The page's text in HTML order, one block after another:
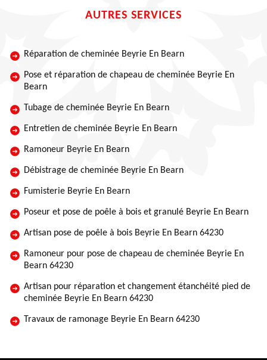
AUTRES SERVICES
Réparation de cheminée Beyrie En Bearn
Pose et réparation de chapeau de cheminée Beyrie En
Bearn
Tubage de cheminée Beyrie En Bearn
Entretien de cheminée Beyrie En Bearn
Ramoneur Beyrie En Bearn
Débistrage de cheminée Beyrie En Bearn
Fumisterie Beyrie En Bearn
Poseur et pose de poêle à bois et granulé Beyrie En Bearn
Artisan pose de poêle à bois Beyrie En Bearn 64230
Ramoneur pour pose de chapeau de cheminée Beyrie En
Bearn 64230
Artisan pour réparation et changement étanchéité pied de
cheminée Beyrie En Bearn 64230
Travaux de ramonage Beyrie En Bearn 64230